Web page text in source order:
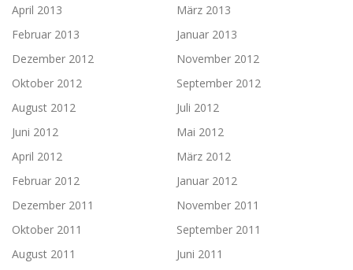
April 2013
März 2013
Februar 2013
Januar 2013
Dezember 2012
November 2012
Oktober 2012
September 2012
August 2012
Juli 2012
Juni 2012
Mai 2012
April 2012
März 2012
Februar 2012
Januar 2012
Dezember 2011
November 2011
Oktober 2011
September 2011
August 2011
Juni 2011